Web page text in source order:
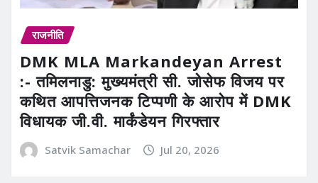
राजनीति
DMK MLA Markandeyan Arrest
:- तमिलनाडु: मुख्यमंत्री सी. जोसेफ विजय पर
कथित आपत्तिजनक टिप्पणी के आरोप में DMK
विधायक जी.वी. मार्कंडेयन गिरफ्तार
Satvik Samachar Jul 20, 2026